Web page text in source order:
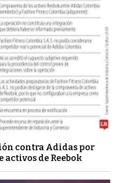
contra Adidas por
activos de Reebok